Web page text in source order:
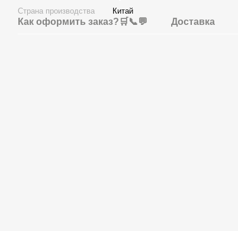
Страна производства
Китай
Как оформить заказ?🛒📞💬 Доставка